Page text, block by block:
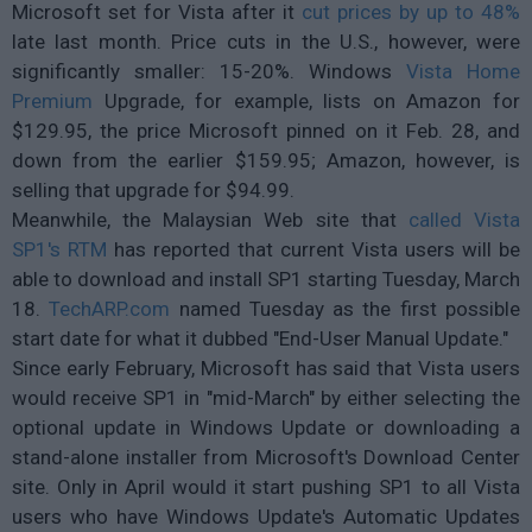
Microsoft set for Vista after it cut prices by up to 48%
late last month. Price cuts in the U.S., however, were
significantly smaller: 15-20%. Windows Vista Home
Premium Upgrade, for example, lists on Amazon for
$129.95, the price Microsoft pinned on it Feb. 28, and
down from the earlier $159.95; Amazon, however, is
selling that upgrade for $94.99.
Meanwhile, the Malaysian Web site that called Vista
SP1's RTM has reported that current Vista users will be
able to download and install SP1 starting Tuesday, March
18.TechARP.com named Tuesday as the first possible
start date for what it dubbed "End-User Manual Update."
Since early February, Microsoft has said that Vista users
would receive SP1 in "mid-March" by either selecting the
optional update in Windows Update or downloading a
stand-alone installer from Microsoft's Download Center
site. Only in April would it start pushing SP1 to all Vista
users who have Windows Update's Automatic Updates